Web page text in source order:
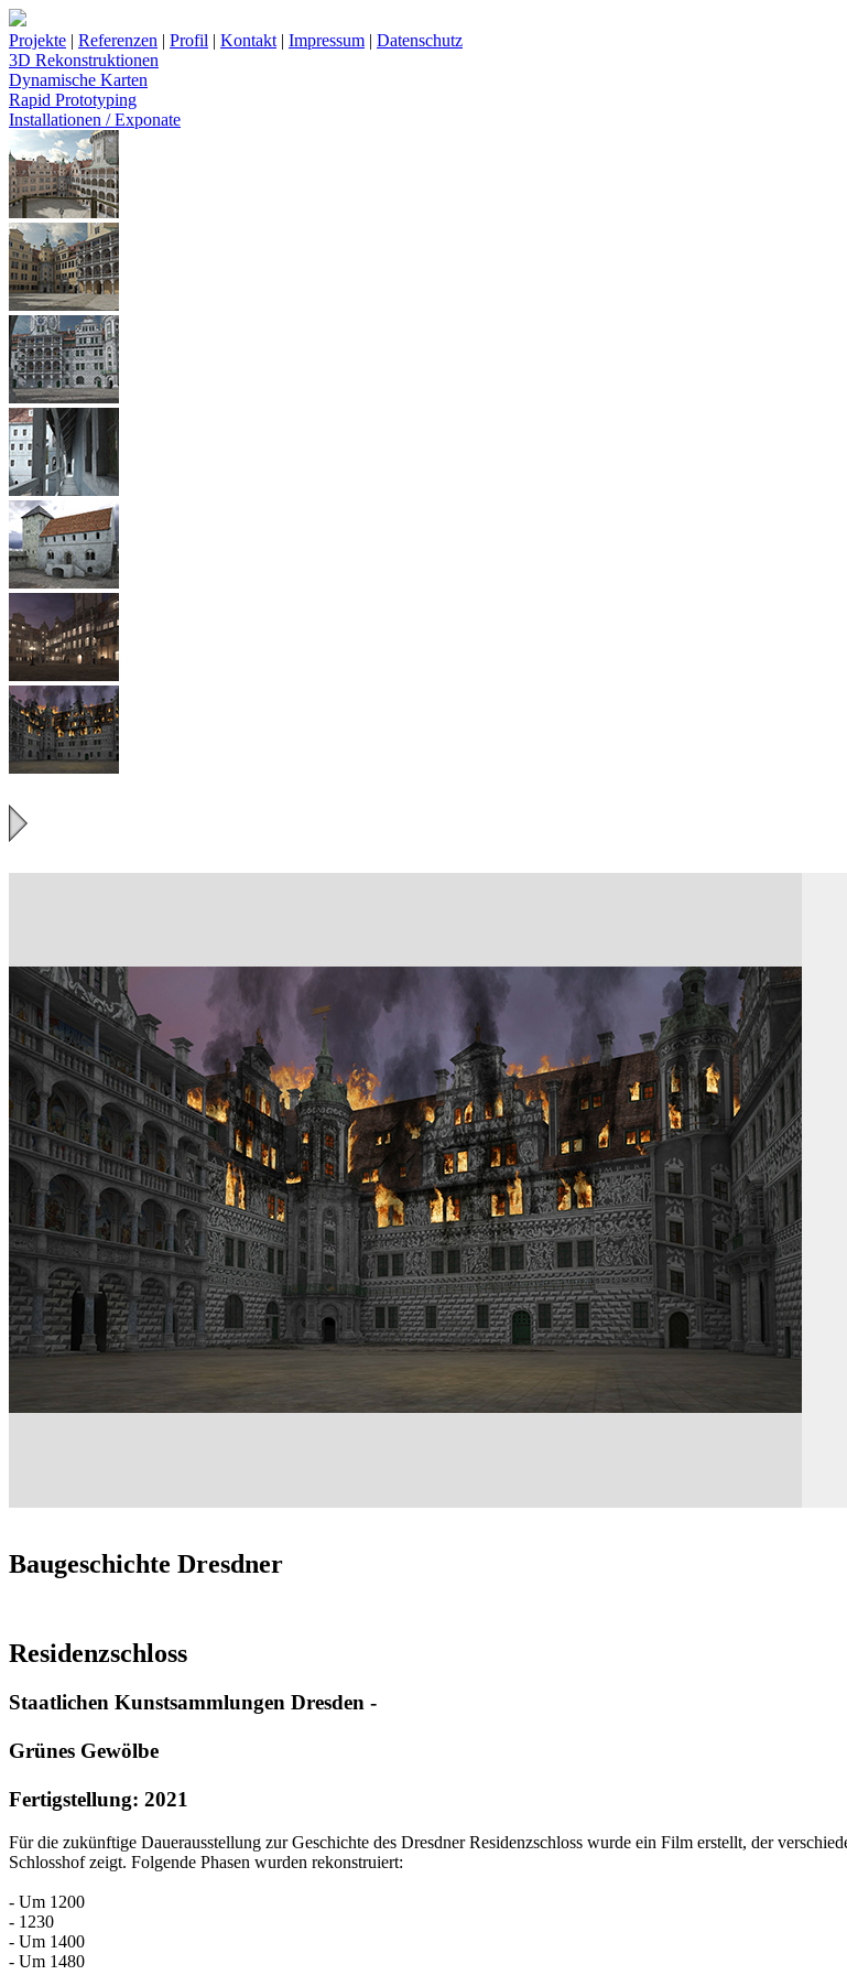
Projekte | Referenzen | Profil | Kontakt | Impressum | Datenschutz
3D Rekonstruktionen
Dynamische Karten
Rapid Prototyping
Installationen / Exponate
Baugeschichte Dresdner
Residenzschloss
Staatlichen Kunstsammlungen Dresden -
Grünes Gewölbe
Fertigstellung: 2021
Für die zukünftige Dauerausstellung zur Geschichte des Dresdner Residenzschloss wurde ein Film erstellt, der
Schlosshof zeigt. Folgende Phasen wurden rekonstruiert:
- Um 1200
- 1230
- Um 1400
- Um 1480